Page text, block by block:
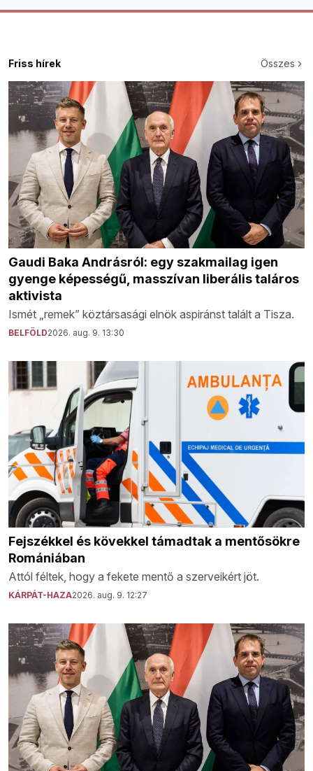
Friss hírek Összes
Gaudi Baka Andrásról: egy szakmailag igen
gyenge képességű, masszívan liberális taláros
aktivista
Ismét „remek” köztársasági elnök aspiránst talált a Tisza.
BELFÖLD2026. aug. 9. 13:30
Fejszékkel és kövekkel támadtak a mentősökre
Romániában
Attól féltek, hogy a fekete mentő a szerveikért jöt.
KÁRPÁT-HAZA2026. aug. 9. 12:27